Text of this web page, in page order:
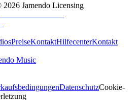
2026 Jamendo Licensing
PreiseKontaktHilfecenterKontakt
Music
DatenschutzCookie-